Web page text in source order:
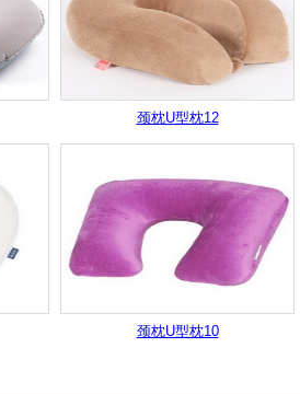
颈枕U型枕12
颈枕U型枕10